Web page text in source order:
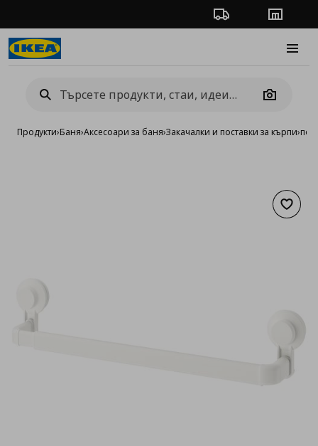
Проследяване на
Camera
Продукти›Баня›Аксесоари за баня›Закачалки и поставки за кърпи›